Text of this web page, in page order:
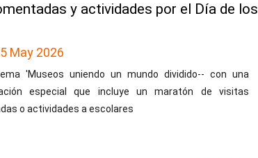
y actividades por el Día de los
May 2026
'Museos uniendo un mundo dividido-- con una
especial que incluye un maratón de visitas
o actividades a escolares